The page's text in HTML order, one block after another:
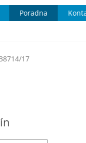
Poradna
17